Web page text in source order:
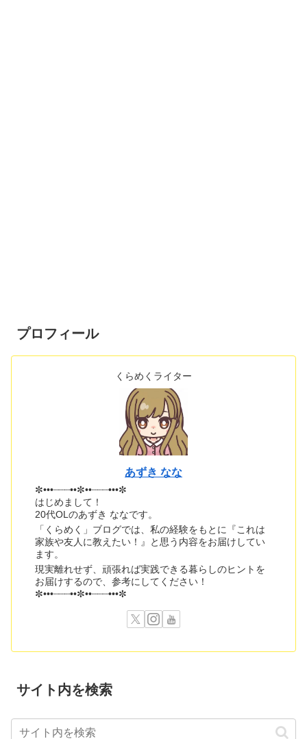
プロフィール
くらめくライター
あずき なな
✼•••┈┈┈••✼••┈┈┈•••✼
はじめまして！
20代OLのあずき ななです。
「くらめく」ブログでは、私の経験をもとに『これは
家族や友人に教えたい！』と思う内容をお届けしてい
ます。
現実離れせず、頑張れば実践できる暮らしのヒントを
お届けするので、参考にしてください！
✼•••┈┈┈••✼••┈┈┈•••✼
サイト内を検索